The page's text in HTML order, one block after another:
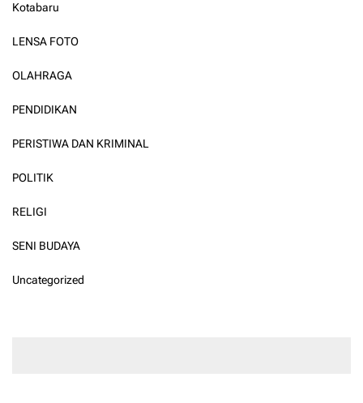
Kotabaru
LENSA FOTO
OLAHRAGA
PENDIDIKAN
PERISTIWA DAN KRIMINAL
POLITIK
RELIGI
SENI BUDAYA
Uncategorized